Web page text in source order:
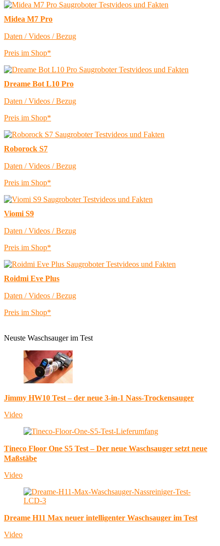
Midea M7 Pro
Daten / Videos / Bezug
Preis im Shop*
Dreame Bot L10 Pro
Daten / Videos / Bezug
Preis im Shop*
Roborock S7
Daten / Videos / Bezug
Preis im Shop*
Viomi S9
Daten / Videos / Bezug
Preis im Shop*
Roidmi Eve Plus
Daten / Videos / Bezug
Preis im Shop*
Neuste Waschsauger im Test
Jimmy HW10 Test – der neue 3-in-1 Nass-Trockensauger
Video
Tineco Floor One S5 Test – Der neue Waschsauger setzt neue
Maßstäbe
Video
Dreame H11 Max neuer intelligenter Waschsauger im Test
Video